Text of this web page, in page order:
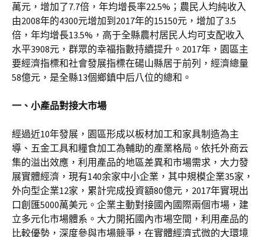
萬元，增加了7.7倍，年均增長率22.5%；農民人均純收入
由2008年的4300元增加到2017年的15150元，增加了3.5
倍，年均增長13.5%，高于全縣農村居民人均可支配收入
水平3908元，群眾的幸福指數持續提升。2017年，園區主
要經濟指標和社會發展指標在碭山縣居于前列，經濟總量
58億元，是全縣13個鄉鎮中后八位的總和。
一、小產品對接大市場
經過近10年發展，園區形成以板材加工和家具制造為主
導、五金工具和糧食加工為輔助的產業格局。依托外商云
集的溢出效應，利用產品的地區差異和市場需求，大力發
展實體經濟，現有140余家中小企業，其中規模企業35家，
外向型企業12家，累計完成投資額80億元，2017年實現出
口創匯5000萬美元。企業主動對接國內國際兩個市場，建
立多元化市場體系。大力開拓國內市場空間，利用產品的
比較優勢，深度參與市場競爭，在實體經濟式微的大環境